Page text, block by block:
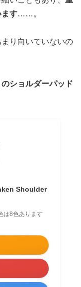
す……。
り向いていないの
のショルダーパッド
Shoulder
は8色あります